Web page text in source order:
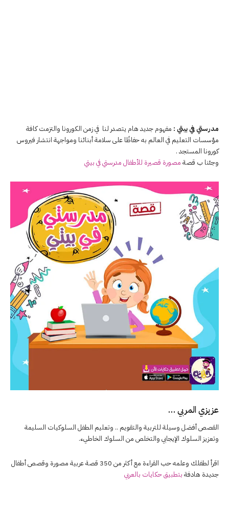
مدرستي في بيتي : مفهوم جديد هام يتصدر لنا في زمن الكورونا والتزمت كافة
مؤسسات التعليم في العالم به حفاظًا على سلامة أبنائنا ومواجهة انتشار فيروس
كورونا المستجد .
وجئنا ب قصة مصورة قصيرة للأطفال مدرستي في بيتي
عزيزي المربي …
القصص أفضل وسيلة للتربية والتقويم .. وتعليم الطفل السلوكيات السليمة
وتعزيز السلوك الإيجابي والتخلص من السلوك الخاطيء.
اقرأ لطفلك وعلمه حب القراءة مع أكثر من 350 قصة عربية مصورة وقصص أطفال
جديدة هادفة بتطبيق حكايات بالعربي